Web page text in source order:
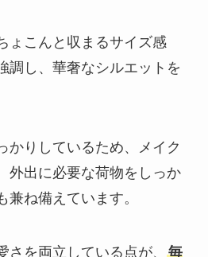
ょこんと収まるサイズ感
調し、華奢なシルエットを
かりしているため、メイク
外出に必要な荷物をしっか
兼ね備えています。
を両立している点が、 毎